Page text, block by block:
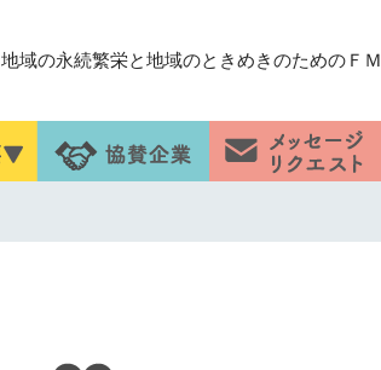
地域の永続繁栄と地域のときめきのためのＦＭ